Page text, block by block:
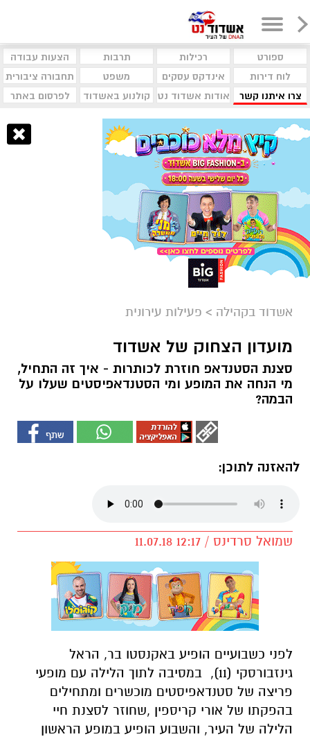
ספורט רכילות תרבות
הצעות עבודה
לוח דירות
אינדקס עסקים משפט
תחבורה ציבורית
צרו איתנו קשר
אודות אשדוד נט קולנוע באשדוד לפרסום באתר
אשדוד בקהילה > פעילות עירונית
מועדון הצחוק של אשדוד
סצנת הסטנדאפ חוזרת לכותרות - איך זה התחיל,
מי הנחה את המופע ומי הסטנדאפיסטים שעלו על
הבמה?
להאזנה לתוכן:
שמואל סרדינס / 12:17 11.07.18
לפני כשבועיים הופיע באקנסטו בר, הראל
גינזבורסקי (11), במסיבה לתוך הלילה עם מופעי
פריצה של סטנדאפיסטים מוכשרים ומתחילים
בהפקתו של אורי קריספין ,שחוזר לסצנת חיי
הלילה של העיר, והשבוע הופיע במופע הראשון